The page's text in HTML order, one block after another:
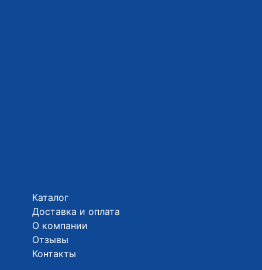
Каталог
Доставка и оплата
О компании
Отзывы
Контакты